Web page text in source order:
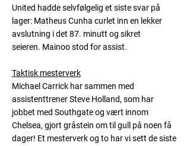
United hadde selvfølgelig et siste svar på
lager: Matheus Cunha curlet inn en lekker
avslutning i det 87. minutt og sikret
seieren. Mainoo stod for assist.
Taktisk mesterverk
Michael Carrick har sammen med
assistenttrener Steve Holland, som har
jobbet med Southgate og vært innom
Chelsea, gjort gråstein om til gull på noen få
dager! Et mesterverk og to har vi sett de siste